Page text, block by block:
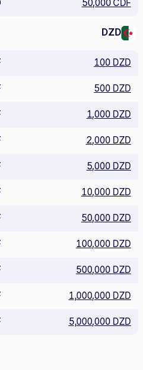
50,000 CDF
DZD
100 DZD
500 DZD
1,000 DZD
2,000 DZD
5,000 DZD
10,000 DZD
50,000 DZD
100,000 DZD
500,000 DZD
1,000,000 DZD
5,000,000 DZD